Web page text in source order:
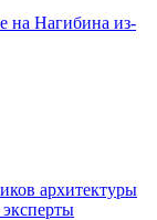
на Нагибина из-
архитектуры